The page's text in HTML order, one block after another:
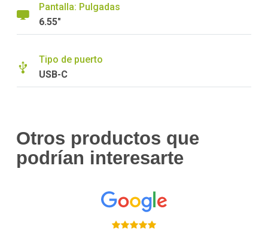
Pantalla: Pulgadas
6.55"
Tipo de puerto
USB-C
Otros productos que
podrían interesarte